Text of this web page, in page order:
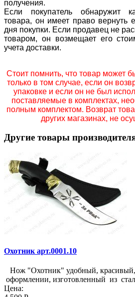
получения.
Если покупатель обнаружит
товара, он имеет право вернуть
дня покупки. Если продавец не
товаром, он возмещает его
учета доставки.
Стоит помнить, что товар может
только в том случае, если он
упаковке и если он не был
поставляемые в комплектах,
полным комплектом. Возврат
других магазинах, не
Другие товары
Охотник арт.0001.10
Нож "Охотник" удобный,
оформлении, изготовленный из
Цена: